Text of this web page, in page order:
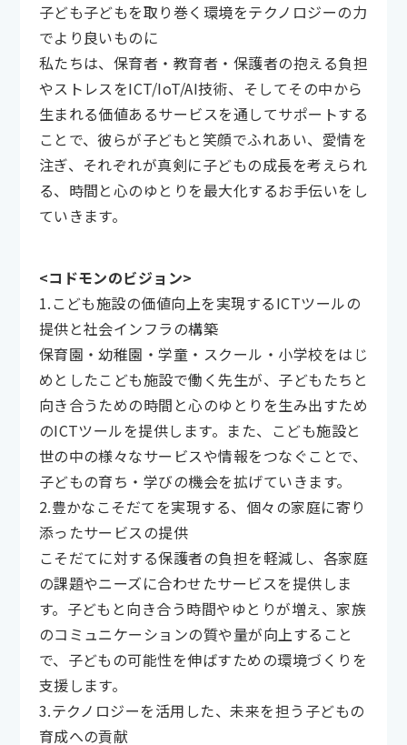
子ども子どもを取り巻く環境をテクノロジーの力
でより良いものに
私たちは、保育者・教育者・保護者の抱える負担
やストレスをICT/IoT/AI技術、そしてその中から
生まれる価値あるサービスを通してサポートする
ことで、彼らが子どもと笑顔でふれあい、愛情を
注ぎ、それぞれが真剣に子どもの成長を考えられ
る、時間と心のゆとりを最大化するお手伝いをし
ていきます。
<コドモンのビジョン>
1.こども施設の価値向上を実現するICTツールの
提供と社会インフラの構築
保育園・幼稚園・学童・スクール・小学校をはじ
めとしたこども施設で働く先生が、子どもたちと
向き合うための時間と心のゆとりを生み出すため
のICTツールを提供します。また、こども施設と
世の中の様々なサービスや情報をつなぐことで、
子どもの育ち・学びの機会を拡げていきます。
2.豊かなこそだてを実現する、個々の家庭に寄り
添ったサービスの提供
こそだてに対する保護者の負担を軽減し、各家庭
の課題やニーズに合わせたサービスを提供しま
す。子どもと向き合う時間やゆとりが増え、家族
のコミュニケーションの質や量が向上すること
で、子どもの可能性を伸ばすための環境づくりを
支援します。
3.テクノロジーを活用した、未来を担う子どもの
育成への貢献